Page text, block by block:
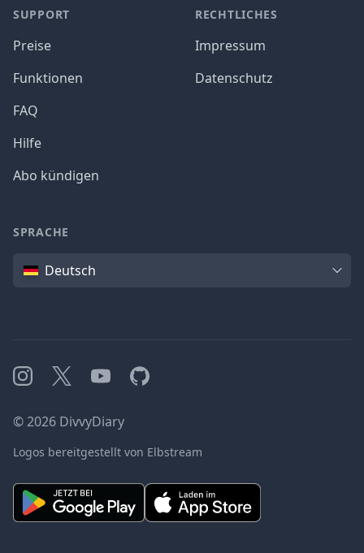
SUPPORT
Preise
Funktionen
FAQ
Hilfe
Abo kündigen
RECHTLICHES
Impressum
Datenschutz
SPRACHE
SpracheDeutsch
Instagram
X YouTubeGitHub
©2026 DivvyDiary
Logos bereitgestellt von Elbstream